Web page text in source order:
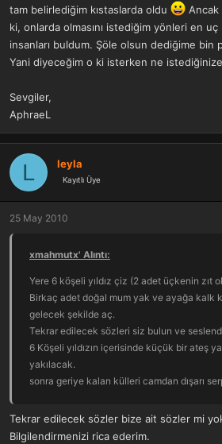
tam belirlediğim kıstaslarda oldu
Ancak
ki, onlarda olmasını istediğim yönleri en uç
insanları buldum. Şöle olsun dediğime bin
Yani diyeceğim o ki isterken ne
Sevgiler,
AphraeL
L leyla
Kayıtlı Üye
25 May 2010
xmahmutx' Alıntı:
Yere 6 köşeli yıldız çiz (2 adet üçkenin zıt
Birkaç adet doğal mum yak ve ayağa kalk
gelecek şekilde aç.
Tekrar edilecek sözleri siz bulun ve
6 Köşeli yıldızın içerisinde küçük bir ateş
yakılacak.
sonra geriye kalan külleri camdan dışarı
tabi öncelikle verilen tarifteki eksikleri
Tekrar edilecek sözler bize ait sözler mi
Bilgilendirmenizi rica ederim.